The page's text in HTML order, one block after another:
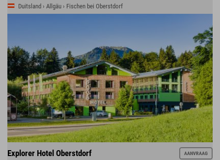
Duitsland › Allgäu › Fischen bei Oberstdorf
Explorer Hotel Oberstdorf AANVRAAG